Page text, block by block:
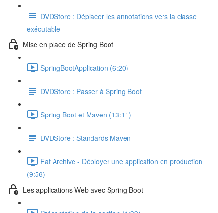
DVDStore : Déplacer les annotations vers la classe
exécutable
Mise en place de Spring Boot
SpringBootApplication (6:20)
DVDStore : Passer à Spring Boot
Spring Boot et Maven (13:11)
DVDStore : Standards Maven
Fat Archive - Déployer une application en production
(9:56)
Les applications Web avec Spring Boot